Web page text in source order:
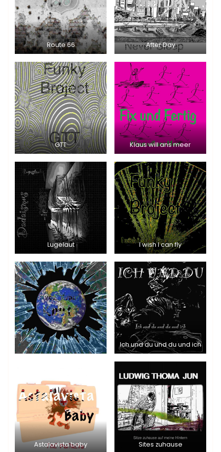
Route 66 After Day
GTT Klaus will ans meer
Lugelaut I wish I can fly
Ich und du und du und ich
Astalavista baby Sites zuhause